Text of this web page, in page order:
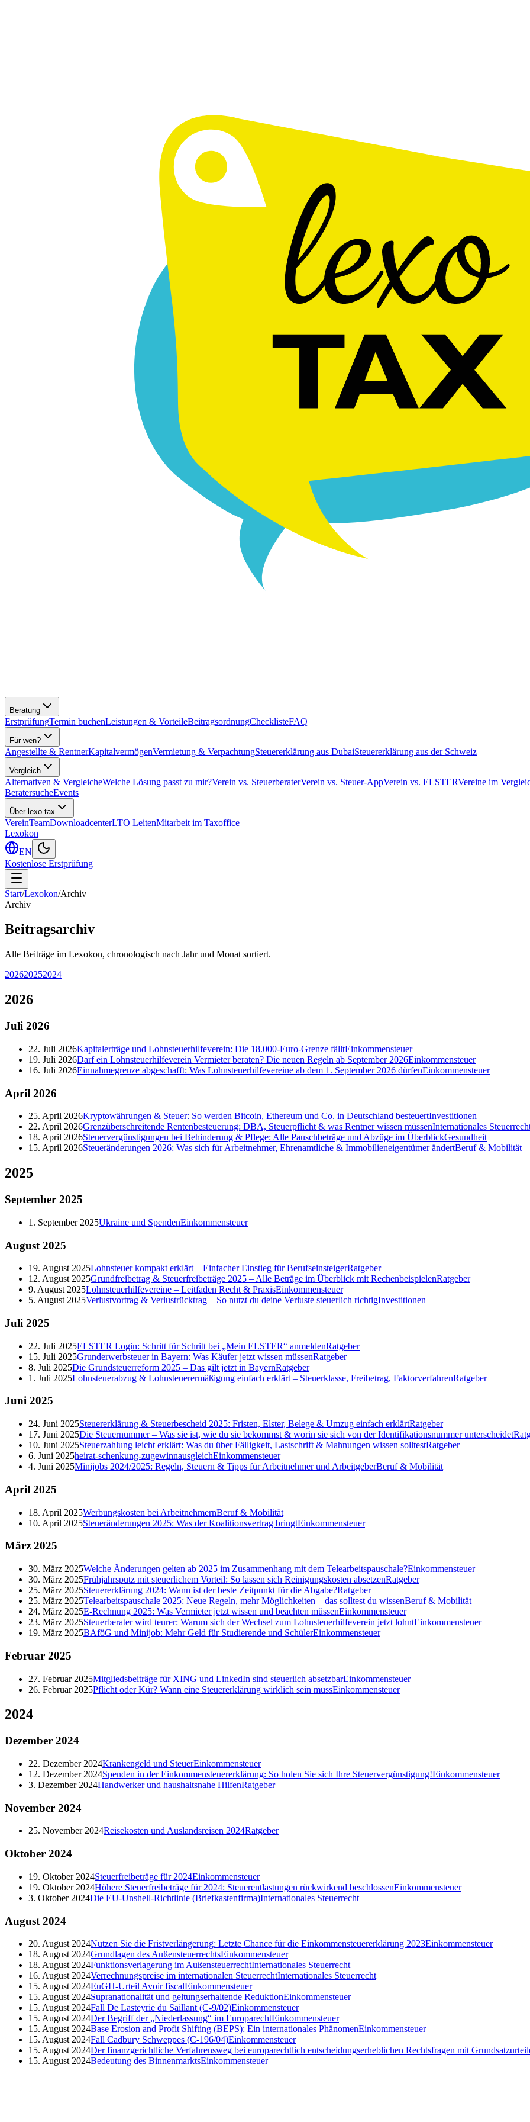
Beratung
ErstprüfungTermin buchenLeistungen & VorteileBeitragsordnungChecklisteFAQ
Für wen?
Angestellte & RentnerKapitalvermögenVermietung & VerpachtungSteuererklärung aus DubaiSteuererklärung aus der Schweiz
Vergleich
Alternativen & VergleicheWelche Lösung passt zu mir?Verein vs. SteuerberaterVerein vs. Steuer-AppVerein vs. ELSTERVereine im
BeratersucheEvents
Über lexo.tax
VereinTeamDownloadcenterLTO LeitenMitarbeit im Taxoffice
Lexokon
EN
Kostenlose Erstprüfung
Start/Lexokon/Archiv
Archiv
Beitragsarchiv
Alle Beiträge im Lexokon, chronologisch nach Jahr und Monat sortiert.
202620252024
2026
Juli 2026
22. Juli 2026Kapitalerträge und Lohnsteuerhilfeverein: Die 18.000-Euro-Grenze fälltEinkommensteuer
19. Juli 2026Darf ein Lohnsteuerhilfeverein Vermieter beraten? Die neuen Regeln ab September 2026Einkommensteuer
16. Juli 2026Einnahmegrenze abgeschafft: Was Lohnsteuerhilfevereine ab dem 1. September 2026 dürfenEinkommensteuer
April 2026
25. April 2026Kryptowährungen & Steuer: So werden Bitcoin, Ethereum und Co. in Deutschland besteuertInvestitionen
22. April 2026Grenzüberschreitende Rentenbesteuerung: DBA, Steuerpflicht & was Rentner wissen müssenInternationales
18. April 2026Steuervergünstigungen bei Behinderung & Pflege: Alle Pauschbeträge und Abzüge im ÜberblickGesundheit
15. April 2026Steueränderungen 2026: Was sich für Arbeitnehmer, Ehrenamtliche & Immobilieneigentümer ändertBeruf & Mobilität
2025
September 2025
1. September 2025Ukraine und SpendenEinkommensteuer
August 2025
19. August 2025Lohnsteuer kompakt erklärt – Einfacher Einstieg für BerufseinsteigerRatgeber
12. August 2025Grundfreibetrag & Steuerfreibeträge 2025 – Alle Beträge im Überblick mit RechenbeispielenRatgeber
9. August 2025Lohnsteuerhilfevereine – Leitfaden Recht & PraxisEinkommensteuer
5. August 2025Verlustvortrag & Verlustrücktrag – So nutzt du deine Verluste steuerlich richtigInvestitionen
Juli 2025
22. Juli 2025ELSTER Login: Schritt für Schritt bei „Mein ELSTER“ anmeldenRatgeber
15. Juli 2025Grunderwerbsteuer in Bayern: Was Käufer jetzt wissen müssenRatgeber
8. Juli 2025Die Grundsteuerreform 2025 – Das gilt jetzt in BayernRatgeber
1. Juli 2025Lohnsteuerabzug & Lohnsteuerermäßigung einfach erklärt – Steuerklasse, Freibetrag, FaktorverfahrenRatgeber
Juni 2025
24. Juni 2025Steuererklärung & Steuerbescheid 2025: Fristen, Elster, Belege & Umzug einfach erklärtRatgeber
17. Juni 2025Die Steuernummer – Was sie ist, wie du sie bekommst & worin sie sich von der Identifikationsnummer unterscheidet
10. Juni 2025Steuerzahlung leicht erklärt: Was du über Fälligkeit, Lastschrift & Mahnungen wissen solltestRatgeber
6. Juni 2025heirat-schenkung-zugewinnausgleichEinkommensteuer
4. Juni 2025Minijobs 2024/2025: Regeln, Steuern & Tipps für Arbeitnehmer und ArbeitgeberBeruf & Mobilität
April 2025
18. April 2025Werbungskosten bei ArbeitnehmernBeruf & Mobilität
10. April 2025Steueränderungen 2025: Was der Koalitionsvertrag bringtEinkommensteuer
März 2025
30. März 2025Welche Änderungen gelten ab 2025 im Zusammenhang mit dem Telearbeitspauschale?Einkommensteuer
30. März 2025Frühjahrsputz mit steuerlichem Vorteil: So lassen sich Reinigungskosten absetzenRatgeber
25. März 2025Steuererklärung 2024: Wann ist der beste Zeitpunkt für die Abgabe?Ratgeber
25. März 2025Telearbeitspauschale 2025: Neue Regeln, mehr Möglichkeiten – das solltest du wissenBeruf & Mobilität
24. März 2025E-Rechnung 2025: Was Vermieter jetzt wissen und beachten müssenEinkommensteuer
23. März 2025Steuerberater wird teurer: Warum sich der Wechsel zum Lohnsteuerhilfeverein jetzt lohntEinkommensteuer
19. März 2025BAföG und Minijob: Mehr Geld für Studierende und SchülerEinkommensteuer
Februar 2025
27. Februar 2025Mitgliedsbeiträge für XING und LinkedIn sind steuerlich absetzbarEinkommensteuer
26. Februar 2025Pflicht oder Kür? Wann eine Steuererklärung wirklich sein mussEinkommensteuer
2024
Dezember 2024
22. Dezember 2024Krankengeld und SteuerEinkommensteuer
12. Dezember 2024Spenden in der Einkommensteuererklärung: So holen Sie sich Ihre Steuervergünstigung!Einkommensteuer
3. Dezember 2024Handwerker und haushaltsnahe HilfenRatgeber
November 2024
25. November 2024Reisekosten und Auslandsreisen 2024Ratgeber
Oktober 2024
19. Oktober 2024Steuerfreibeträge für 2024Einkommensteuer
19. Oktober 2024Höhere Steuerfreibeträge für 2024: Steuerentlastungen rückwirkend beschlossenEinkommensteuer
3. Oktober 2024Die EU-Unshell-Richtlinie (Briefkastenfirma)Internationales Steuerrecht
August 2024
20. August 2024Nutzen Sie die Fristverlängerung: Letzte Chance für die Einkommensteuererklärung 2023Einkommensteuer
18. August 2024Grundlagen des AußensteuerrechtsEinkommensteuer
18. August 2024Funktionsverlagerung im AußensteuerrechtInternationales Steuerrecht
16. August 2024Verrechnungspreise im internationalen SteuerrechtInternationales Steuerrecht
15. August 2024EuGH-Urteil Avoir fiscalEinkommensteuer
15. August 2024Supranationalität und geltungserhaltende ReduktionEinkommensteuer
15. August 2024Fall De Lasteyrie du Saillant (C-9/02)Einkommensteuer
15. August 2024Der Begriff der „Niederlassung“ im EuroparechtEinkommensteuer
15. August 2024Base Erosion and Profit Shifting (BEPS): Ein internationales PhänomenEinkommensteuer
15. August 2024Fall Cadbury Schweppes (C-196/04)Einkommensteuer
15. August 2024Der finanzgerichtliche Verfahrensweg bei europarechtlich entscheidungserheblichen Rechtsfragen mit
15. August 2024Bedeutung des BinnenmarktsEinkommensteuer